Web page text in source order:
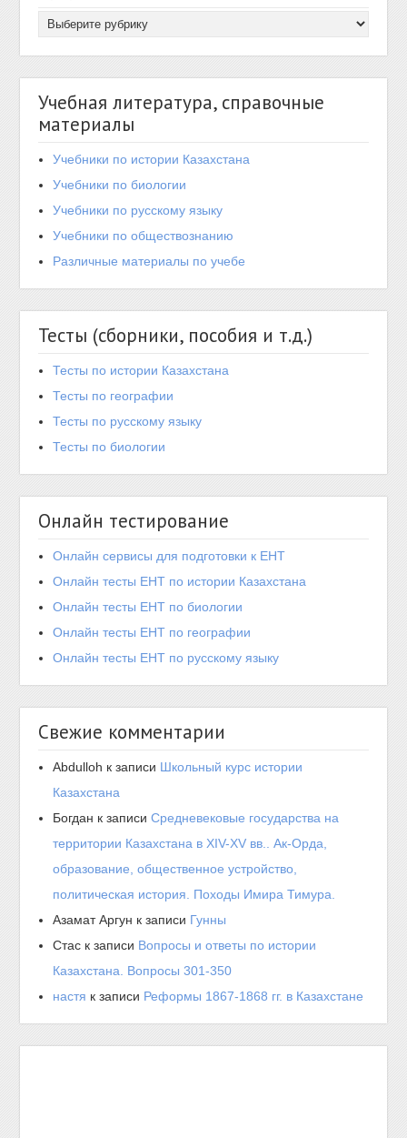
Учебная литература, справочные
материалы
Учебники по истории Казахстана
Учебники по биологии
Учебники по русскому языку
Учебники по обществознанию
Различные материалы по учебе
Тесты (сборники, пособия и т.д.)
Тесты по истории Казахстана
Тесты по географии
Тесты по русскому языку
Тесты по биологии
Онлайн тестирование
Онлайн сервисы для подготовки к ЕНТ
Онлайн тесты ЕНТ по истории Казахстана
Онлайн тесты ЕНТ по биологии
Онлайн тесты ЕНТ по географии
Онлайн тесты ЕНТ по русскому языку
Свежие комментарии
Abdulloh к записи Школьный курс истории
Казахстана
Богдан к записиСредневековые государства на
территории Казахстана в XIV-XV вв.. Ак-Орда,
образование, общественное устройство,
политическая история. Походы Имира Тимура.
Азамат Аргун к записи Гунны
Стас к записи Вопросы и ответы по истории
Казахстана. Вопросы 301-350
настя к записи Реформы 1867-1868 гг. в Казахстане